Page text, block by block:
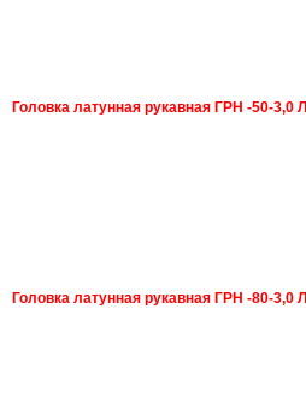
Головка латунная рукавная ГРН -50-3,0 Л
Головка латунная рукавная ГРН -80-3,0 Л